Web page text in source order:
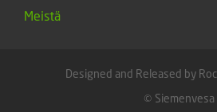
Meistä
Designed and Released by
© Siemenvesa